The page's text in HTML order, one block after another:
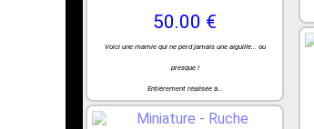
50.00 €
Voici une mamie qui ne perd jamais une aiguille... ou
presque !
Entièrement réalisée à...